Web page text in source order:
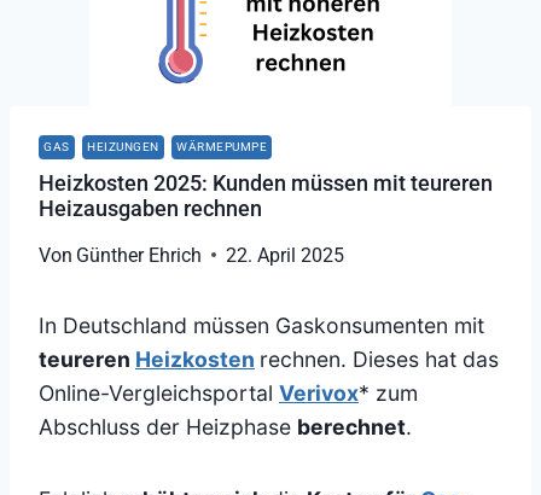
GAS HEIZUNGEN WÄRMEPUMPE
Heizkosten 2025: Kunden müssen mit teureren
Heizausgaben rechnen
Von Günther Ehrich 22. April 2025
In Deutschland müssen Gaskonsumenten mit
teureren Heizkosten rechnen. Dieses hat das
Online-Vergleichsportal Verivox* zum
Abschluss der Heizphase berechnet.